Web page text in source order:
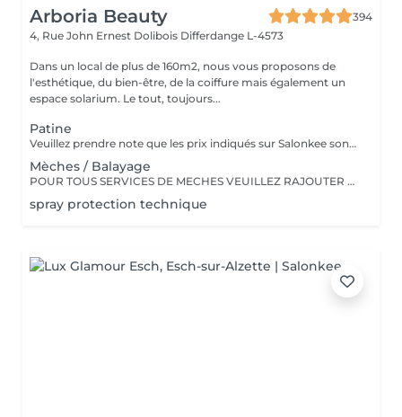
Arboria Beauty
394
4, Rue John Ernest Dolibois Differdange L-4573
Dans un local de plus de 160m2, nous vous proposons de
l'esthétique, du bien-être, de la coiffure mais également un
espace solarium. Le tout, toujours...
Patine
Veuillez prendre note que les prix indiqués sur Salonkee sont communiqués à titre informatif et s'entendent de base. Ces derniers sont susceptibles de varier selon le diagnostic réalisé à votre arrivée au salon et l'expertise du professionnel à qui vous confiez votre beauté. Dans tous les cas, un devis précis vous sera proposé et toutes réalisations de prestations seront effectuées avec votre accord. Un grand merci d'avance pour votre compréhension. Au plaisir de vous recevoir très vite.
Mèches / Balayage
POUR TOUS SERVICES DE MECHES VEUILLEZ RAJOUTER UN SERVICE PATINE DANS VOTRE PRISE DE RENDEZ-VOUS Les prix indiqués sur Salonkee sont communiqués à titre informatif et s'entendent de base. Ces derniers sont susceptibles de varier selon le diagnostic réalisé à votre arrivée au salon et l'expertise du professionnel à qui vous confiez votre beauté. Dans tous les cas, un devis précis vous sera proposé et toutes réalisations de prestations seront effectuées avec votre accord. Un grand merci d'avance pour votre compréhension. Au plaisir de vous recevoir très vite.
spray protection technique